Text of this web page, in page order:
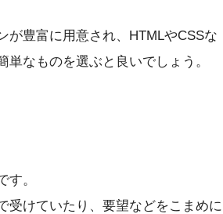
が豊富に用意され、HTMLやCSSな
なものを選ぶと良いでしょう。
。
受けていたり、要望などをこまめに